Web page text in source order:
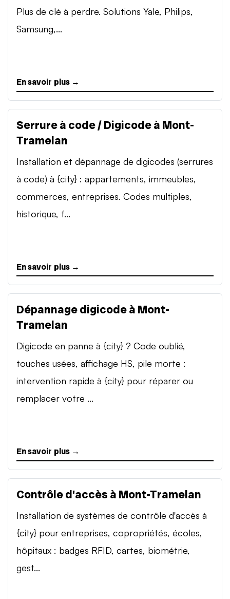
Plus de clé à perdre. Solutions Yale, Philips,
Samsung,...
En savoir plus →
Serrure à code / Digicode à Mont-
Tramelan
Installation et dépannage de digicodes (serrures
à code) à {city} : appartements, immeubles,
commerces, entreprises. Codes multiples,
historique, f...
En savoir plus →
Dépannage digicode à Mont-
Tramelan
Digicode en panne à {city} ? Code oublié,
touches usées, affichage HS, pile morte :
intervention rapide à {city} pour réparer ou
remplacer votre ...
En savoir plus →
Contrôle d'accès à Mont-Tramelan
Installation de systèmes de contrôle d'accès à
{city} pour entreprises, copropriétés, écoles,
hôpitaux : badges RFID, cartes, biométrie,
gest...